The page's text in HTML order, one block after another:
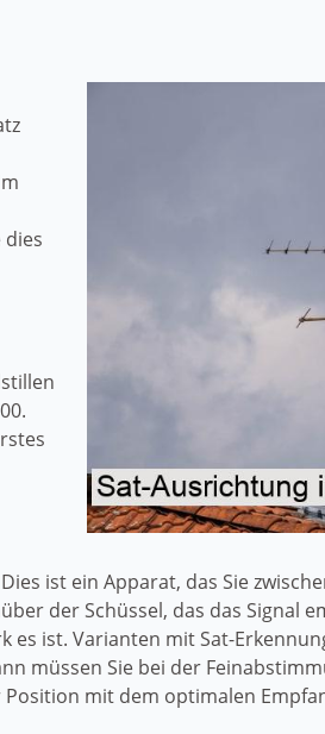
dies
ist ein Apparat, das Sie
der Schüssel, das das Signal
ist. Varianten mit Sat-
müssen Sie bei der
mit dem optimalen